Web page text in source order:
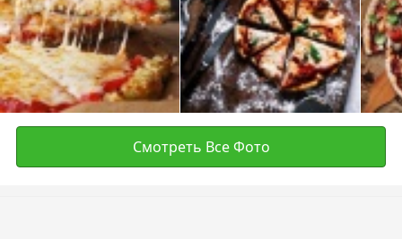
Смотреть Все Фото